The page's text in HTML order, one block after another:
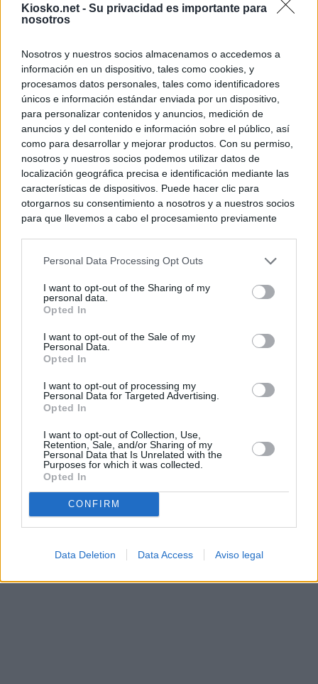
Kiosko.net - Su privacidad es importante para
nosotros
Nosotros y nuestros socios almacenamos o accedemos a
información en un dispositivo, tales como cookies, y
procesamos datos personales, tales como identificadores
únicos e información estándar enviada por un dispositivo,
para personalizar contenidos y anuncios, medición de
anuncios y del contenido e información sobre el público, así
como para desarrollar y mejorar productos. Con su permiso,
nosotros y nuestros socios podemos utilizar datos de
localización geográfica precisa e identificación mediante las
características de dispositivos. Puede hacer clic para
otorgarnos su consentimiento a nosotros y a nuestros socios
para que llevemos a cabo el procesamiento previamente
negar su consentimiento. Tenga en cuenta que algún
de su consentimiento, pero usted tiene el derecho de
rechazar tal procesamiento. Sus preferencias se aplicarán
cualquier momento entrando de nuevo en este sitio web o
visitando nuestra política de privacidad.
Personal Data Processing Opt Outs
I want to opt-out of the Sharing of my
personal data.
Opted In
I want to opt-out of the Sale of my
Personal Data.
Opted In
I want to opt-out of processing my
Personal Data for Targeted Advertising.
Opted In
I want to opt-out of Collection, Use,
Retention, Sale, and/or Sharing of my
Personal Data that Is Unrelated with the
Purposes for which it was collected.
Opted In
CONFIRM
Data Deletion Data Access Aviso legal